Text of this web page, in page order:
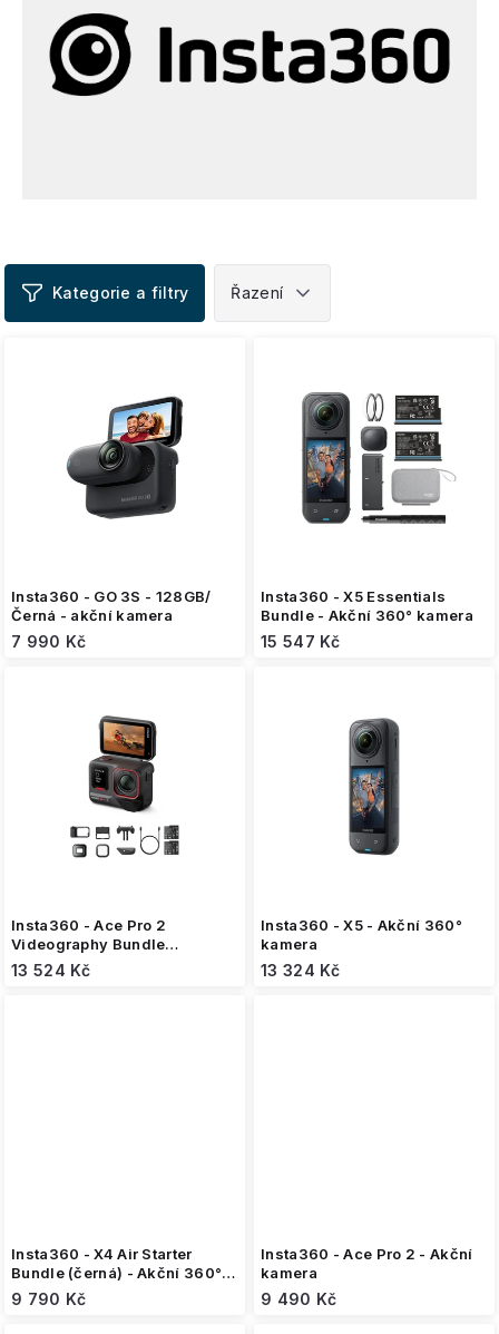
ý
p
Insta360 - GO 3S - 128GB/
Černá - akční kamera
7 990 Kč
Insta360 - X5 Essentials
Bundle - Akční 360° kamera
15 547 Kč
Insta360 - Ace Pro 2
Videography Bundle
limitovaná edice - akční
kamera
13 524 Kč
Insta360 - X5 - Akční 360°
kamera
13 324 Kč
Insta360 - X4 Air Starter
Bundle (černá) - Akční 360°
kamera
9 790 Kč
Insta360 - Ace Pro 2 - Akční
kamera
9 490 Kč